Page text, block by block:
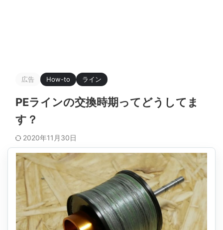
広告 How-to ライン
PEラインの交換時期ってどうしてま
す？
2020年11月30日